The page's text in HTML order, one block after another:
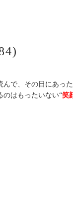
んで、その日にあっ
のはもったいない“笑